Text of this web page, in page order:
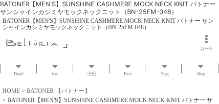
BATONER【MEN'S】SUNSHINE CASHMERE MOCK NECK KNIT バトナー
サンシャインカシミヤモックネックニット（BN-25FM-048）
BATONER【MEN'S】SUNSHINE CASHMERE MOCK NECK KNIT バトナー サン
シャインカシミヤモックネックニット（BN-25FM-048）
カート
Brand Item 市松 Press Blog Shop
HOME > BATONER 【バトナー】
> BATONER【MEN'S】SUNSHINE CASHMERE MOCK NECK KNIT バトナー サ